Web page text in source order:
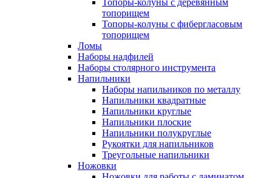
Топоры-колуны с деревянным
топорищем
Топоры-колуны с фибергласовым
топорищем
Ломы
Наборы надфилей
Наборы столярного инструмента
Напильники
Наборы напильников по металлу
Напильники квадратные
Напильники круглые
Напильники плоские
Напильники полукруглые
Рукоятки для напильников
Треугольные напильники
Ножовки